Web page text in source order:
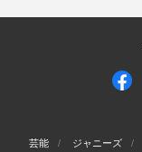
芸能 ジャニーズ